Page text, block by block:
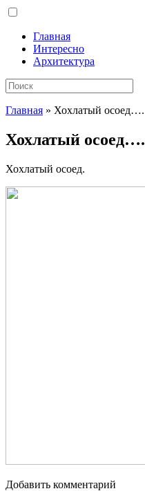
Главная
Интересно
Архитектура
Главная » Хохлатый осоед….
Хохлатый осоед….
Хохлатый осоед.
Добавить комментарий